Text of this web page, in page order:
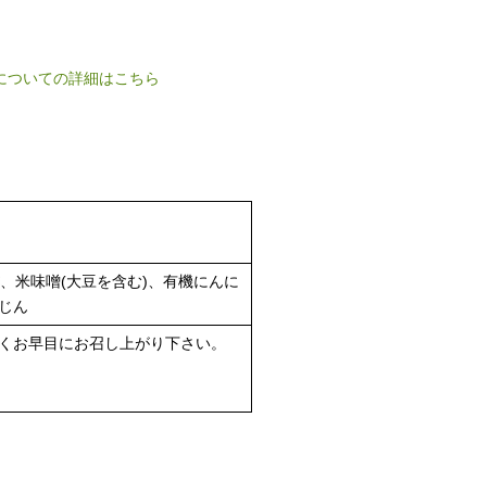
ついての詳細はこちら
米味噌(大豆を含む)、有機にんに
ん
早目にお召し上がり下さい。